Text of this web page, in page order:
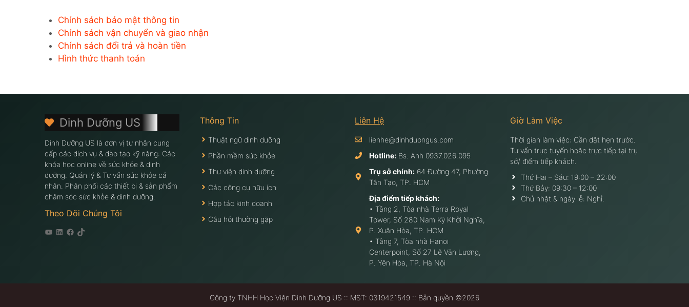
Chính sách bảo mật thông tin
Chính sách vận chuyển và giao nhận
Chính sách đổi trả và hoàn tiền
Hình thức thanh toán
Dinh Dưỡng US
Dinh Dưỡng US là đơn vị tư nhân cung
cấp các dịch vụ & đào tạo kỹ năng: Các
khóa học online về sức khỏe & dinh
dưỡng. Quản lý & Tư vấn sức khỏe cá
nhân. Phân phối các thiết bị & sản phẩm
chăm sóc sức khỏe & dinh dưỡng.
Theo Dõi Chúng Tôi
Youtube
Linkedin
Facebook
Tiktok
Thông Tin
Thuật ngữ dinh dưỡng
Phần mềm sức khỏe
Thư viện dinh dưỡng
Các công cụ hữu ích
Hợp tác kinh doanh
Câu hỏi thường gặp
Liên Hệ
lienhe@dinhduongus.com
Hotline: Bs. Anh 0937.026.095
Trụ sở chính: 64 Đường 47, Phường
Tân Tạo, TP. HCM
Địa điểm tiếp khách:
• Tầng 2, Tòa nhà Terra Royal
Tower, Số 280 Nam Kỳ Khởi Nghĩa,
P. Xuân Hòa, TP. HCM
• Tầng 7, Tòa nhà Hanoi
Centerpoint, Số 27 Lê Văn Lương,
P. Yên Hòa, TP. Hà Nội
Giờ Làm Việc
Thời gian làm việc: Cần đặt hẹn trước.
Tư vấn trực tuyến hoặc trực tiếp tại trụ
sở/ điểm tiếp khách.
Thứ Hai – Sáu: 19:00 – 22:00
Thứ Bảy: 09:30 – 12:00
Chủ nhật & ngày lễ: Nghỉ.
Công ty TNHH Học Viện Dinh Dưỡng US :: MST: 0319421549 :: Bản quyền ©2026